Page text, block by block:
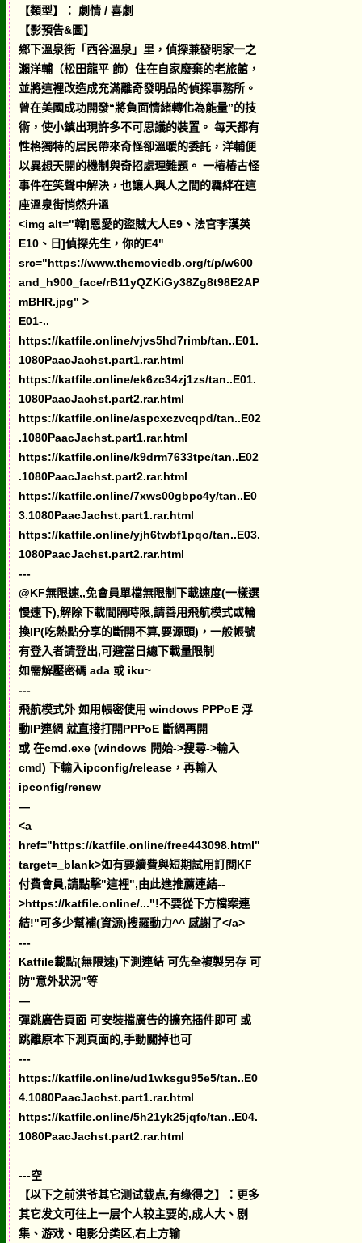
【類型】： 劇情 / 喜劇
【影預告&圖】
鄉下溫泉街「西谷溫泉」里，偵探兼發明家一之
瀨洋輔（松田龍平 飾）住在自家廢棄的老旅館，
並將這裡改造成充滿離奇發明品的偵探事務所。
曾在美國成功開發“將負面情緒轉化為能量”的技
術，使小鎮出現許多不可思議的裝置。 每天都有
性格獨特的居民帶來奇怪卻溫暖的委託，洋輔便
以異想天開的機制與奇招處理難題。 一樁樁古怪
事件在笑聲中解決，也讓人與人之間的羈絆在這
座溫泉街悄然升溫
<img alt="韓]恩愛的盜賊大人E9、法官李漢英
E10、日]偵探先生，你的E4"
src="https://www.themoviedb.org/t/p/w600_
and_h900_face/rB11yQZKiGy38Zg8t98E2AP
mBHR.jpg" >
E01-..
https://katfile.online/vjvs5hd7rimb/tan..E01.
1080PaacJachst.part1.rar.html
https://katfile.online/ek6zc34zj1zs/tan..E01.
1080PaacJachst.part2.rar.html
https://katfile.online/aspcxczvcqpd/tan..E02
.1080PaacJachst.part1.rar.html
https://katfile.online/k9drm7633tpc/tan..E02
.1080PaacJachst.part2.rar.html
https://katfile.online/7xws00gbpc4y/tan..E0
3.1080PaacJachst.part1.rar.html
https://katfile.online/yjh6twbf1pqo/tan..E03.
1080PaacJachst.part2.rar.html
---
@KF無限速,,免會員單檔無限制下載速度(一樣選
慢速下),解除下載間隔時限,請善用飛航模式或輪
換IP(吃熱點分享的斷開不算,要源頭)，一般帳號
有登入者請登出,可避當日總下載量限制
如需解壓密碼 ada 或 iku~
---
飛航模式外 如用帳密使用 windows PPPoE 浮
動IP連網 就直接打開PPPoE 斷網再開
或 在cmd.exe (windows 開始->搜尋->輸入
cmd) 下輸入ipconfig/release，再輸入
ipconfig/renew
—
<a
href="https://katfile.online/free443098.html"
target=_blank>如有要續費與短期試用訂閱KF
付費會員,請點擊"這裡",由此進推薦連結--
>https://katfile.online/..."!不要從下方檔案連
結!"可多少幫補(資源)搜羅動力^^ 感謝了</a>
---
Katfile載點(無限速)下測連結 可先全複製另存 可
防"意外狀況"等
—
彈跳廣告頁面 可安裝擋廣告的擴充插件即可 或
跳離原本下測頁面的,手動關掉也可
---
https://katfile.online/ud1wksgu95e5/tan..E0
4.1080PaacJachst.part1.rar.html
https://katfile.online/5h21yk25jqfc/tan..E04.
1080PaacJachst.part2.rar.html
---空
【以下之前洪爷其它测试载点,有缘得之】：更多
其它发文可往上一层个人较主要的,成人大、剧
集、游戏、电影分类区,右上方输